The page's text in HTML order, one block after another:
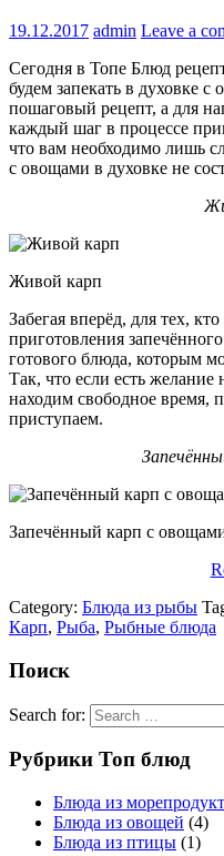
19.12.2017 admin Leave a
Сегодня в Топе Блюд
будем запекать в духовке
пошаговый рецепт, а для
каждый шаг в процессе
что вам необходимо лишь
с овощами в духовке не
Живой карп
Забегая вперёд, для тех,
приготовления
готового блюда, которым
Так, что если есть желание
находим свободное время,
приступаем.
Запечённый карп с
Category: Блюда из рыбы
Карп, Рыба, Рыбные блюда
Поиск
Search for:
Рубрики Топ блюд
Блюда из
Блюда из овощей (4)
Блюда из птицы (1)